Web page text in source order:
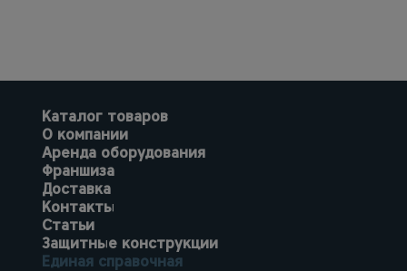
Каталог товаров
О компании
Аренда оборудования
Франшиза
Доставка
Контакты
Статьи
Защитные конструкции
Единая справочная